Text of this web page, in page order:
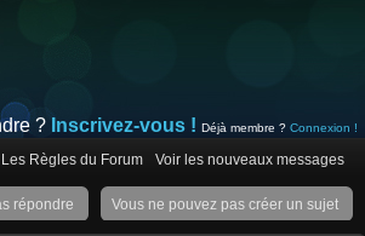
? Inscrivez-vous ! Déjà membre ? Connexion !
Les Règles du Forum Voir les nouveaux messages
Vous ne pouvez pas créer un sujet
répondre